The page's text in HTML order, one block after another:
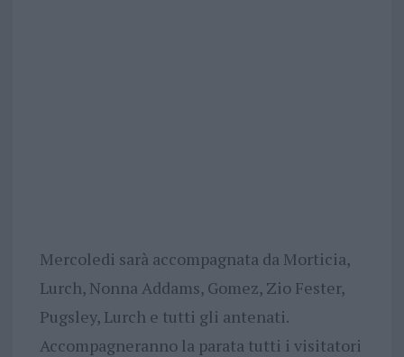
Mercoledi sarà accompagnata da Morticia,
Lurch, Nonna Addams, Gomez, Zio Fester,
Pugsley, Lurch e tutti gli antenati.
Accompagneranno la parata tutti i visitatori